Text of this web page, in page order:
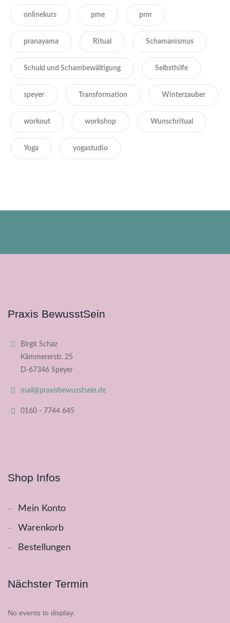
onlinekurs pme pmr
pranayama Ritual Schamanismus
Schuld und Schambewältigung Selbsthilfe
speyer Transformation Winterzauber
workout workshop Wunschritual
Yoga yogastudio
Praxis BewusstSein
Birgit Schaz
Kämmererstr. 25
D-67346 Speyer
mail@praxisbewusstsein.de
0160 - 7744 645
Shop Infos
Mein Konto
Warenkorb
Bestellungen
Nächster Termin
No events to display.